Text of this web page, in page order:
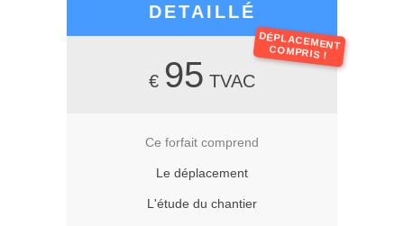
DETAILLÉ
DÉPLACEMENT
COMPRIS !
€ 95 TVAC
Ce forfait comprend
Le déplacement
L'étude du chantier